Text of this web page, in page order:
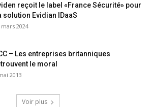
reçoit le label «France Sécurité» pour
solution Evidian IDaaS
mars 2024
– Les entreprises britanniques
le moral
2013
Voir plus